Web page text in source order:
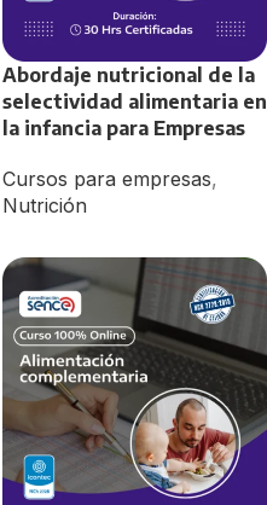
Abordaje nutricional de la
selectividad alimentaria en
la infancia para Empresas
Cursos para empresas,
Nutrición